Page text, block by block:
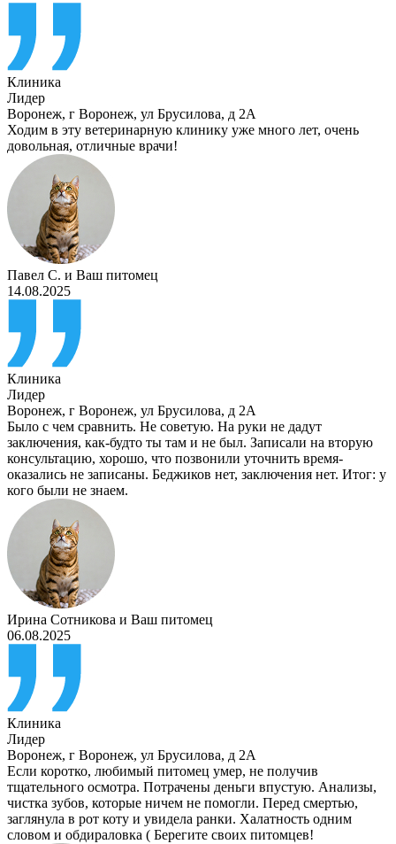
Клиника
Лидер
Воронеж, г Воронеж, ул Брусилова, д 2А
Ходим в эту ветеринарную клинику уже много лет, очень
довольная, отличные врачи!
Павел С. и Ваш питомец
14.08.2025
Клиника
Лидер
Воронеж, г Воронеж, ул Брусилова, д 2А
Было с чем сравнить. Не советую. На руки не дадут
заключения, как-будто ты там и не был. Записали на вторую
консультацию, хорошо, что позвонили уточнить время-
оказались не записаны. Беджиков нет, заключения нет. Итог: у
кого были не знаем.
Ирина Сотникова и Ваш питомец
06.08.2025
Клиника
Лидер
Воронеж, г Воронеж, ул Брусилова, д 2А
Если коротко, любимый питомец умер, не получив
тщательного осмотра. Потрачены деньги впустую. Анализы,
чистка зубов, которые ничем не помогли. Перед смертью,
заглянула в рот коту и увидела ранки. Халатность одним
словом и обдираловка ( Берегите своих питомцев!